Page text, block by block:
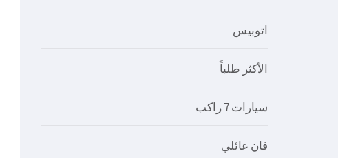
اتوبيس
الأكثر طلباً
سيارات 7 راكب
فان عائلي